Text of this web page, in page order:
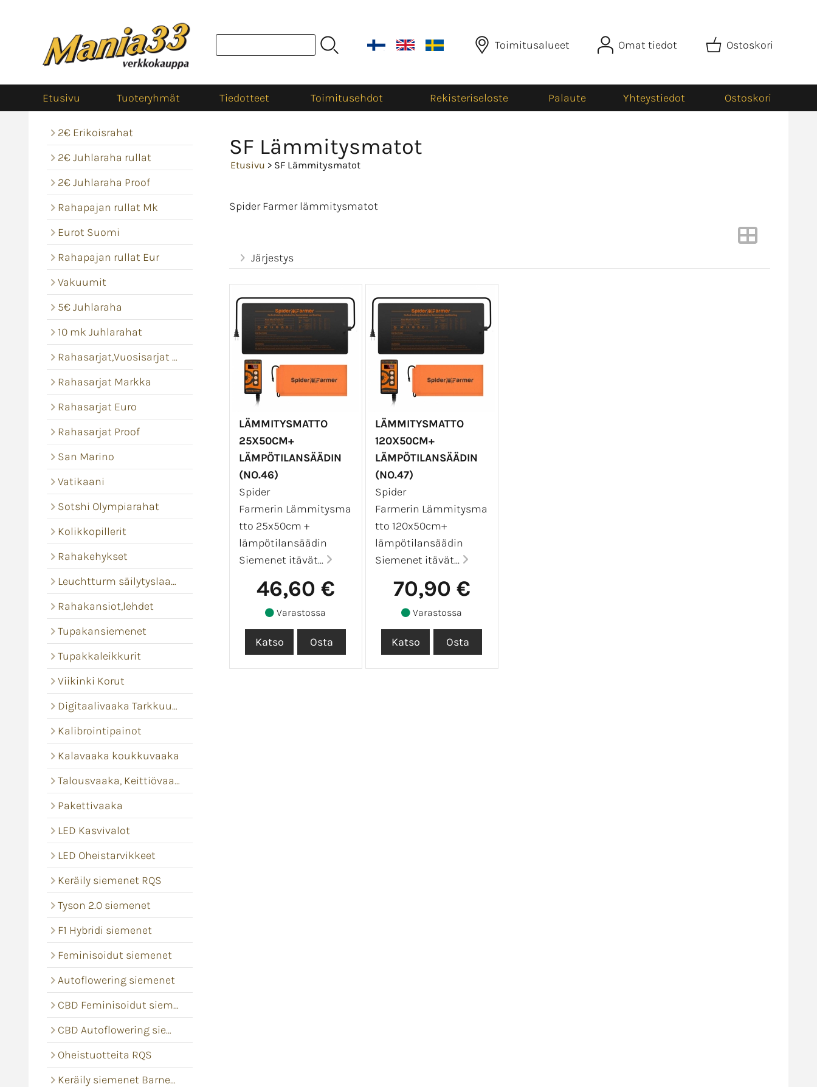
Toimitusalueet Omat tiedot Ostoskori
Etusivu Tuoteryhmät Tiedotteet Toimitusehdot Rekisteriseloste Palaute Yhteystiedot Ostoskori
2€ Erikoisrahat
2€ Juhlaraha rullat
2€ Juhlaraha Proof
Rahapajan rullat Mk
Eurot Suomi
Rahapajan rullat Eur
Vakuumit
5€ Juhlaraha
10 mk Juhlarahat
Rahasarjat,Vuosisarjat Bu
Rahasarjat Markka
Rahasarjat Euro
Rahasarjat Proof
San Marino
Vatikaani
Sotshi Olympiarahat
Kolikkopillerit
Rahakehykset
Leuchtturm säilytyslaatikot ja levyt
Rahakansiot,lehdet
Tupakansiemenet
Tupakkaleikkurit
Viikinki Korut
Digitaalivaaka Tarkkuusvaaka
Kalibrointipainot
Kalavaaka koukkuvaaka
Talousvaaka, Keittiövaaka
Pakettivaaka
LED Kasvivalot
LED Oheistarvikkeet
Keräily siemenet RQS
Tyson 2.0 siemenet
F1 Hybridi siemenet
Feminisoidut siemenet
Autoflowering siemenet
CBD Feminisoidut siemenet
CBD Autoflowering siemenet
Oheistuotteita RQS
Keräily siemenet Barney's Farm
SF Lämmitysmatot
Etusivu > SF Lämmitysmatot
Spider Farmer lämmitysmatot
Järjestys
LÄMMITYSMATTO
25X50CM+
LÄMPÖTILANSÄÄDIN
(NO.46)
Spider
Farmerin Lämmitysma
tto 25x50cm +
lämpötilansäädin
Siemenet itävät...
46,60 €
Varastossa
LÄMMITYSMATTO
120X50CM+
LÄMPÖTILANSÄÄDIN
(NO.47)
Spider
Farmerin Lämmitysma
tto 120x50cm+
lämpötilansäädin
Siemenet itävät...
70,90 €
Varastossa